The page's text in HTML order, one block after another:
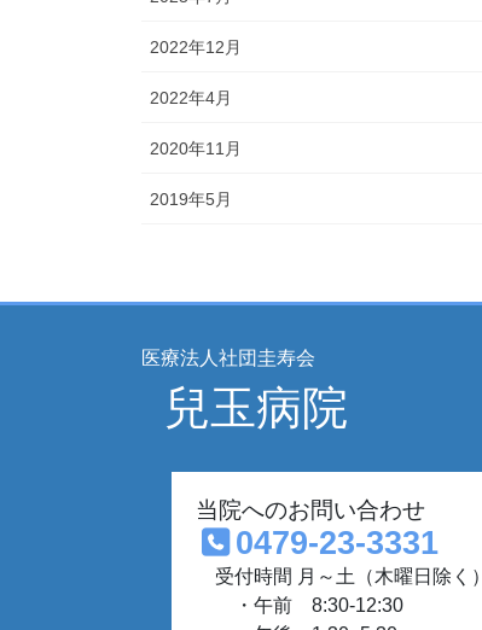
2022年12月
2022年4月
2020年11月
2019年5月
医療法人社団圭寿会
兒玉病院
当院へのお問い合わせ
0479-23-3331
受付時間 月～土（木曜日除く）
・午前 8:30-12:30